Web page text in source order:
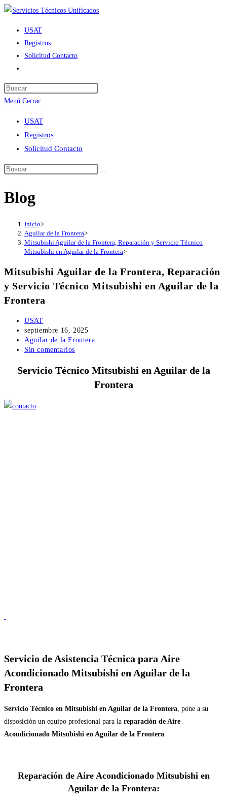
Ir
contenido
USAT
Registros
Solicitud Contacto
de
la
web
Menú Cerrar
USAT
Registros
Solicitud Contacto
Blog
Inicio>
Aguilar de la Frontera>
Mitsubishi Aguilar de la Frontera, Reparación y Servicio Técnico
Mitsubishi en Aguilar de la Frontera>
Mitsubishi Aguilar de la Frontera, Reparación
y Servicio Técnico Mitsubishi en Aguilar de la
Frontera
Autor
de
la
entrada:
USAT
Publicación
de
la
septiembre 16, 2025
Categoría
de
entrada:
Aguilar de la Frontera
Comentarios
la
Sin comentarios
Servicio Técnico Mitsubishi en Aguilar de la
Frontera
Servicio de Asistencia Técnica para Aire
Acondicionado Mitsubishi en Aguilar de la
Frontera
Servicio Técnico en Mitsubishi en Aguilar de la Frontera, pone a su
disposición un equipo profesional para la reparación de Aire
Acondicionado Mitsubishi en Aguilar de la Frontera.
Reparación de Aire Acondicionado Mitsubishi en
Aguilar de la Frontera: